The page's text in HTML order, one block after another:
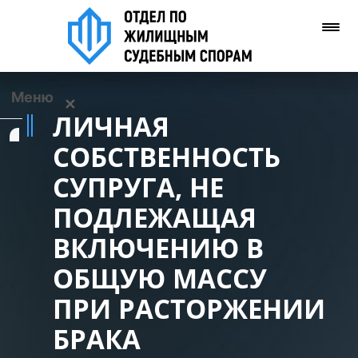
Меню ✕
Задать вопрос
Позвонить нам
ЛИЧНАЯ
СОБСТВЕННОСТЬ
СУПРУГА, НЕ
ПОДЛЕЖАЩАЯ
ВКЛЮЧЕНИЮ В
ОБЩУЮ МАССУ
ПРИ РАСТОРЖЕНИИ
БРАКА